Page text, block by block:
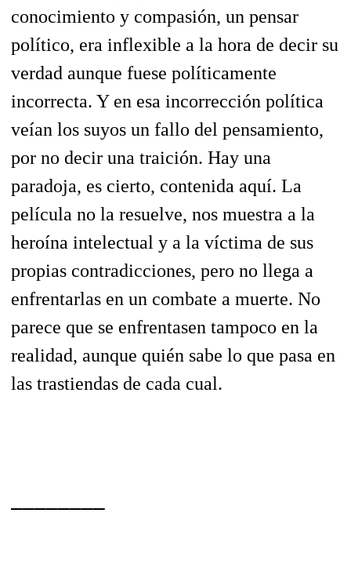
conocimiento y compasión, un pensar
político, era inflexible a la hora de decir su
verdad aunque fuese políticamente
incorrecta. Y en esa incorrección política
veían los suyos un fallo del pensamiento,
por no decir una traición. Hay una
paradoja, es cierto, contenida aquí. La
película no la resuelve, nos muestra a la
heroína intelectual y a la víctima de sus
propias contradicciones, pero no llega a
enfrentarlas en un combate a muerte. No
parece que se enfrentasen tampoco en la
realidad, aunque quién sabe lo que pasa en
las trastiendas de cada cual.